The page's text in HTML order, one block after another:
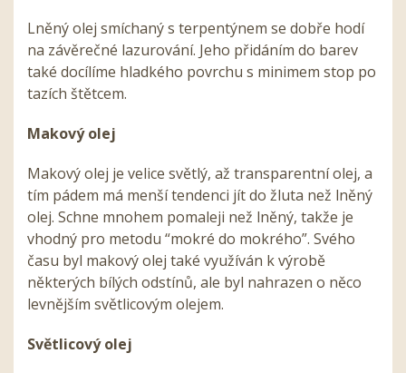
Lněný olej smíchaný s terpentýnem se dobře hodí
na závěrečné lazurování. Jeho přidáním do barev
také docílíme hladkého povrchu s minimem stop po
tazích štětcem.
Makový olej
Makový olej je velice světlý, až transparentní olej, a
tím pádem má menší tendenci jít do žluta než lněný
olej. Schne mnohem pomaleji než lněný, takže je
vhodný pro metodu “mokré do mokrého”. Svého
času byl makový olej také využíván k výrobě
některých bílých odstínů, ale byl nahrazen o něco
levnějším světlicovým olejem.
Světlicový olej